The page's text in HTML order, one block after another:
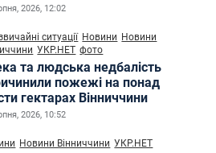
2026, 12:02
ситуації Новини Новини
УКР.НЕТ фото
та людська недбалість
пожежі на понад
гектарах Вінниччини
2026, 10:52
Новини Вінниччини УКР.НЕТ